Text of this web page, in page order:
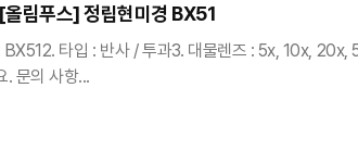
림푸스] 정립현미경 BX51
타입 : 반사 / 투과3. 대물렌즈 : 5x, 10x,
. 문의 사항...